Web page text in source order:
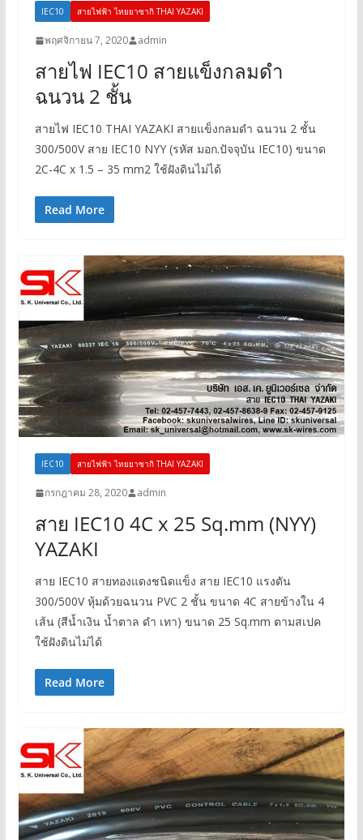
IEC10 สายไฟฟ้า ไทยยาซากิ THAI YAZAKI
พฤศจิกายน 7, 2020 admin
สายไฟ IEC10 สายแข็งกลมดำ
ฉนวน 2 ชั้น
สายไฟ IEC10 THAI YAZAKI สายแข็งกลมดำ ฉนวน 2 ชั้น
300/500V สาย IEC10 NYY (รหัส มอก.ปัจจุบัน IEC10) ขนาด
2C-4C x 1.5 – 35 mm2 ใช้ฝังดินไม่ได้
Read More
IEC10 สายไฟฟ้า ไทยยาซากิ THAI YAZAKI
กรกฎาคม 28, 2020 admin
สาย IEC10 4C x 25 Sq.mm (NYY)
YAZAKI
สาย IEC10 สายทองแดงชนิดแข็ง สาย IEC10 แรงดัน
300/500V หุ้มด้วยฉนวน PVC 2 ชั้น ขนาด 4C สายข้างใน 4
เส้น (สีน้ำเงิน น้ำตาล ดำ เทา) ขนาด 25 Sq.mm ตามสเปค
ใช้ฝังดินไม่ได้
Read More